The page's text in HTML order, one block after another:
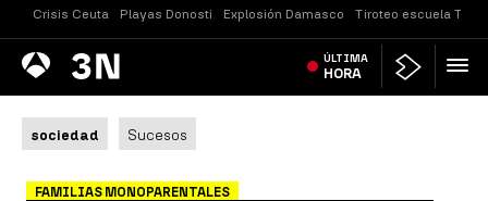
Crisis Ceuta Playas Donosti Explosión Damasco Tiroteo escuela
Antena
3 Noticias ÚLTIMA
HORA
sociedad Sucesos
FAMILIAS MONOPARENTALES